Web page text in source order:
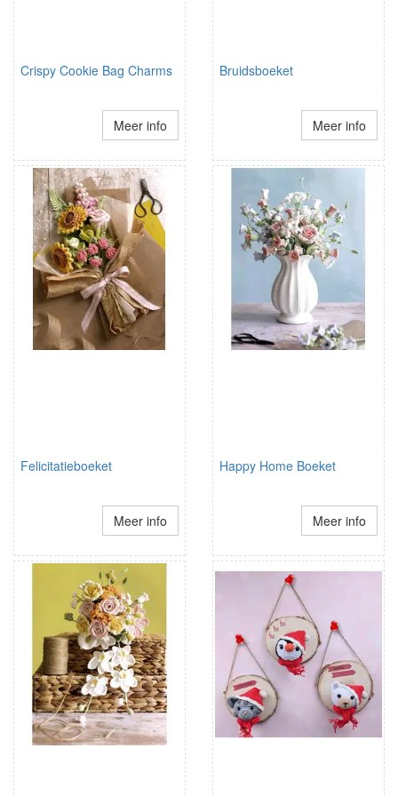
Crispy Cookie Bag Charms
Meer info
Bruidsboeket
Meer info
Felicitatieboeket
Meer info
Happy Home Boeket
Meer info